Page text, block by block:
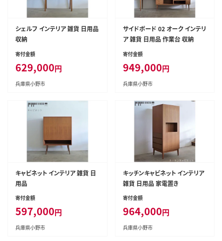
シェルフ インテリア 雑貨 日用品
収納
寄付金額
629,000円
兵庫県小野市
サイドボード 02 オーク インテリ
ア 雑貨 日用品 作業台 収納
寄付金額
949,000円
兵庫県小野市
キャビネット インテリア 雑貨 日
用品
寄付金額
597,000円
兵庫県小野市
キッチンキャビネット インテリア
雑貨 日用品 家電置き
寄付金額
964,000円
兵庫県小野市